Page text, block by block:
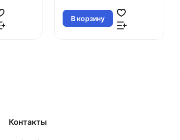
В корзину
Контакты